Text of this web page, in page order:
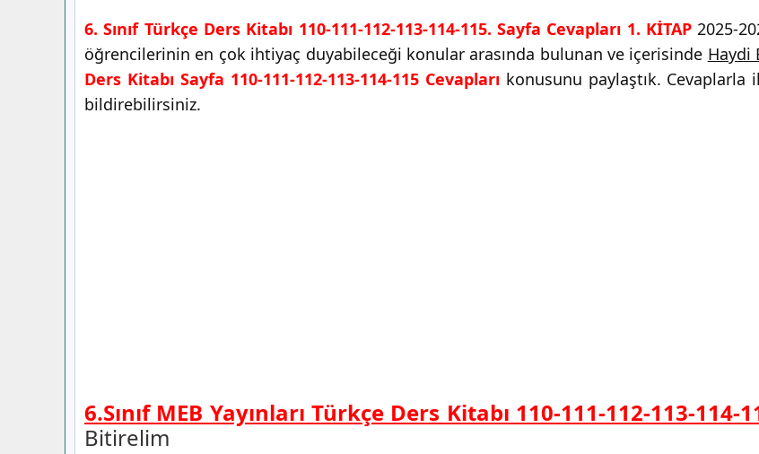
6. Sınıf Türkçe Ders Kitabı 110-111-112-113-114-115. Sayfa Cevapları 1. KİTAP2025-
öğrencilerinin en çok ihtiyaç duyabileceği konular arasında bulunan ve içerisinde Haydi
Ders Kitabı Sayfa 110-111-112-113-114-115 Cevaplarıkonusunu paylaştık.
bildirebilirsiniz.
6.Sınıf MEB Yayınları Türkçe Ders Kitabı 110-111-112-113-114-
Bitirelim